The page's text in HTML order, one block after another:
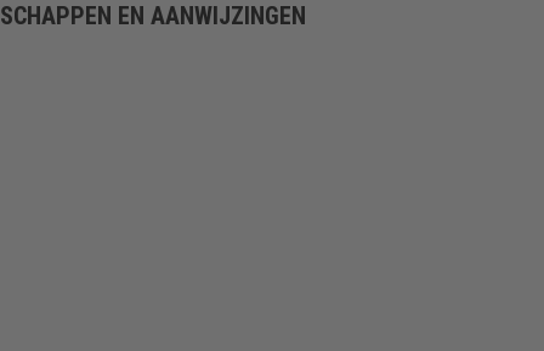
EN AANWIJZINGEN